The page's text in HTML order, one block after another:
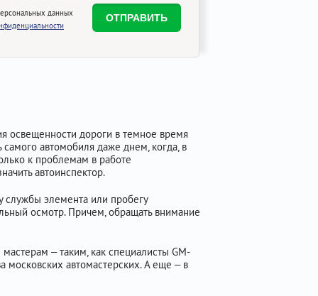
данных
освещенности дороги в темное время
самого автомобиля даже днем, когда, в
к проблемам в работе
автоинспектор.
службы элемента или пробегу
осмотр. Причем, обращать внимание
– таким, как специалисты GM-
автомастерских. А еще – в